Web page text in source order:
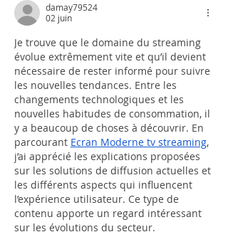
damay79524
02 juin
Je trouve que le domaine du streaming
évolue extrêmement vite et qu’il devient
nécessaire de rester informé pour suivre
les nouvelles tendances. Entre les
changements technologiques et les
nouvelles habitudes de consommation, il
y a beaucoup de choses à découvrir. En
parcourant Ecran Moderne tv streaming,
j’ai apprécié les explications proposées
sur les solutions de diffusion actuelles et
les différents aspects qui influencent
l’expérience utilisateur. Ce type de
contenu apporte un regard intéressant
sur les évolutions du secteur.